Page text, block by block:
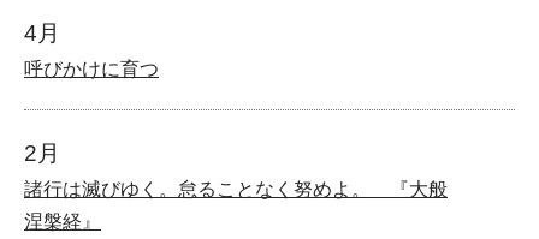
4月
呼びかけに育つ
2月
諸行は滅びゆく。怠ることなく努めよ。 『大般
涅槃経』